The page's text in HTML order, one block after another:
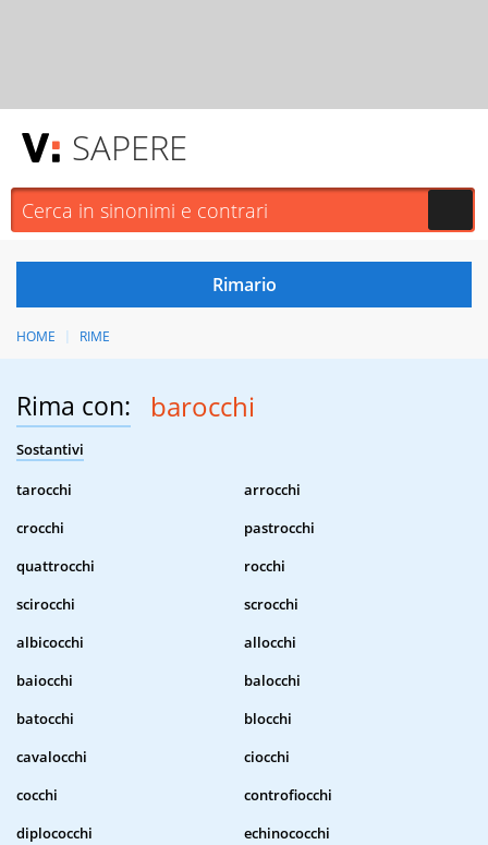
SAPERE
HOME RIME
Rima con: barocchi
Sostantivi
tarocchi
arrocchi
crocchi
pastrocchi
quattrocchi
rocchi
scirocchi
scrocchi
albicocchi
allocchi
baiocchi
balocchi
batocchi
blocchi
cavalocchi
ciocchi
cocchi
controfiocchi
diplococchi
echinococchi